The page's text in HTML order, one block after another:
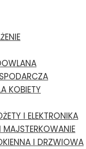
KOBIETY
I ELEKTRONIKA
MAJSTERKOWANIE
I DRZWIOWA